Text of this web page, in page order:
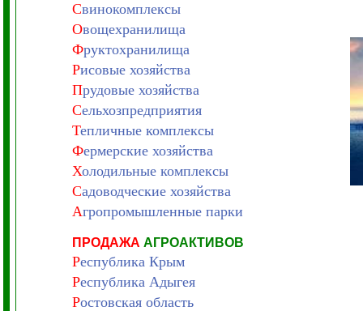
Свинокомплексы
Овощехранилища
Фруктохранилища
Рисовые хозяйства
Прудовые хозяйства
Сельхозпредприятия
Тепличные комплексы
Фермерские хозяйства
Холодильные комплексы
Садоводческие хозяйства
Агропромышленные парки
ПРОДАЖА АГРОАКТИВОВ
Республика Крым
Республика Адыгея
Ростовская область